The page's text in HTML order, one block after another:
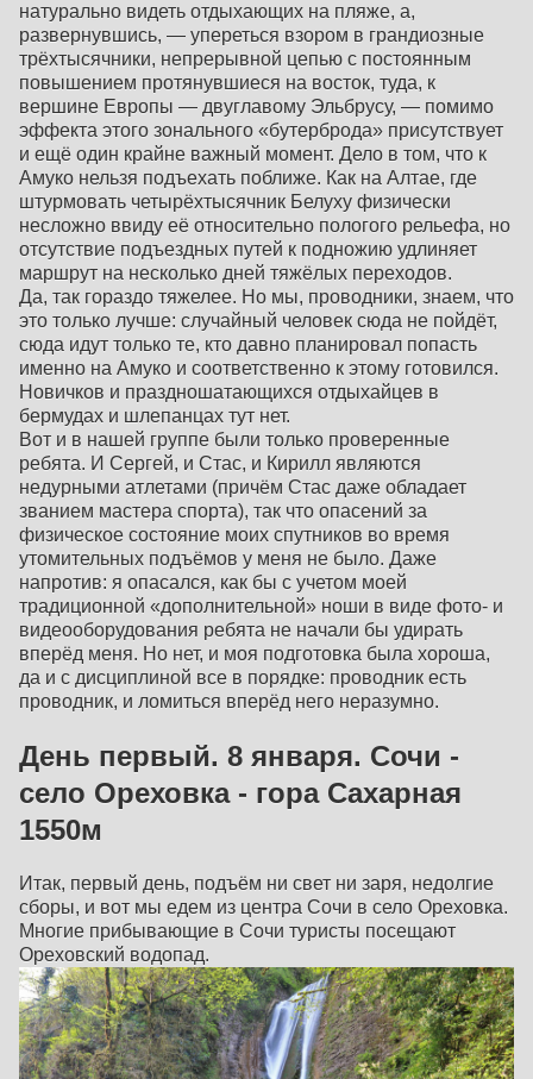
натурально видеть отдыхающих на пляже, а,
развернувшись, — упереться взором в грандиозные
трёхтысячники, непрерывной цепью с постоянным
повышением протянувшиеся на восток, туда, к
вершине Европы — двуглавому Эльбрусу, — помимо
эффекта этого зонального «бутерброда» присутствует
и ещё один крайне важный момент. Дело в том, что к
Амуко нельзя подъехать поближе. Как на Алтае, где
штурмовать четырёхтысячник Белуху физически
несложно ввиду её относительно пологого рельефа, но
отсутствие подъездных путей к подножию удлиняет
маршрут на несколько дней тяжёлых переходов.
Да, так гораздо тяжелее. Но мы, проводники, знаем, что
это только лучше: случайный человек сюда не пойдёт,
сюда идут только те, кто давно планировал попасть
именно на Амуко и соответственно к этому готовился.
Новичков и праздношатающихся отдыхайцев в
бермудах и шлепанцах тут нет.
Вот и в нашей группе были только проверенные
ребята. И Сергей, и Стас, и Кирилл являются
недурными атлетами (причём Стас даже обладает
званием мастера спорта), так что опасений за
физическое состояние моих спутников во время
утомительных подъёмов у меня не было. Даже
напротив: я опасался, как бы с учетом моей
традиционной «дополнительной» ноши в виде фото- и
видеооборудования ребята не начали бы удирать
вперёд меня. Но нет, и моя подготовка была хороша,
да и с дисциплиной все в порядке: проводник есть
проводник, и ломиться вперёд него неразумно.
День первый. 8 января. Сочи -
село Ореховка - гора Сахарная
1550м
Итак, первый день, подъём ни свет ни заря, недолгие
сборы, и вот мы едем из центра Сочи в село Ореховка.
Многие прибывающие в Сочи туристы посещают
Ореховский водопад.